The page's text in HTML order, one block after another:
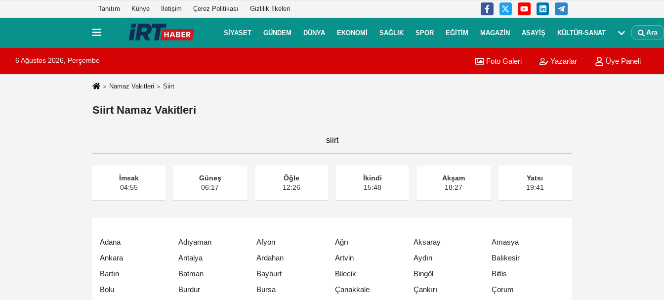
Tanıtım Künye İletişim Çerez Politikası Gizlilik İlkeleri
SIYASET GÜNDEM DÜNYA EKONOMI SAĞLIK SPOR EĞITIM MAGAZIN ASAYIŞ KÜLTÜR-SANAT Ara
6 Ağustos 2026, Perşembe Foto Galeri Yazarlar Üye Paneli
Namaz Vakitleri Siirt
Siirt Namaz Vakitleri
siirt
İmsak
04:55
Güneş
06:17
Öğle
12:26
İkindi
15:48
Akşam
18:27
Yatsı
19:41
Adana Adıyaman Afyon Ağrı Aksaray
Amasya
Ankara
Antalya Ardahan Artvin Aydın
Balıkesir
Bartın
Batman Bayburt Bilecik Bingöl
Bitlis
Bolu
Burdur Bursa Çanakkale Çankırı
Çorum